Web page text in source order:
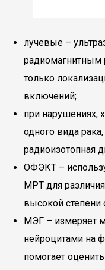
лучевые –
радиомагнитным
только
включений;
при нарушениях,
одного вида
радиоизотопная
ОФЭКТ –
МРТ для
высокой степени
МЭГ – измеряет
нейроцитами на
помогает